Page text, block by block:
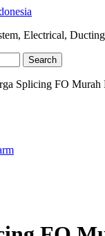
Electrical,
Search
Splicing FO Murah